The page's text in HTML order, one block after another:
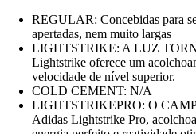
REGULAR: Concebidas para
apertadas, nem muito largas
LIGHTSTRIKE: A LUZ
Lightstrike oferece um
velocidade de nível superior.
COLD CEMENT: N/A
LIGHTSTRIKEPRO: O
Adidas Lightstrike Pro,